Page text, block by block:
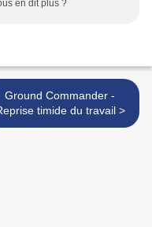
en dit plus ?
Ground Commander -
Reprise timide du travail >